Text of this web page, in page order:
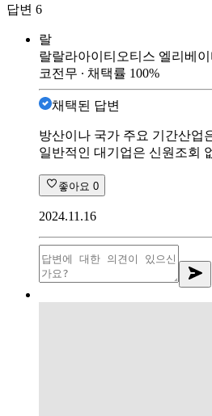
답변 6
랄
랄랄라아이티 오티스 엘리베이
코전무 ∙ 채택률 100%
채택된 답변
방산이나 국가 주요 기간산업
일반적인 대기업은 신원조회
좋아요 0
2024.11.16